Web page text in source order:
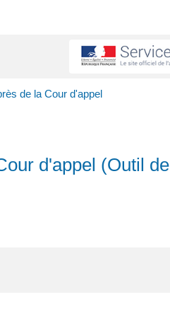
de la Cour d'appel
d'appel (Outil de